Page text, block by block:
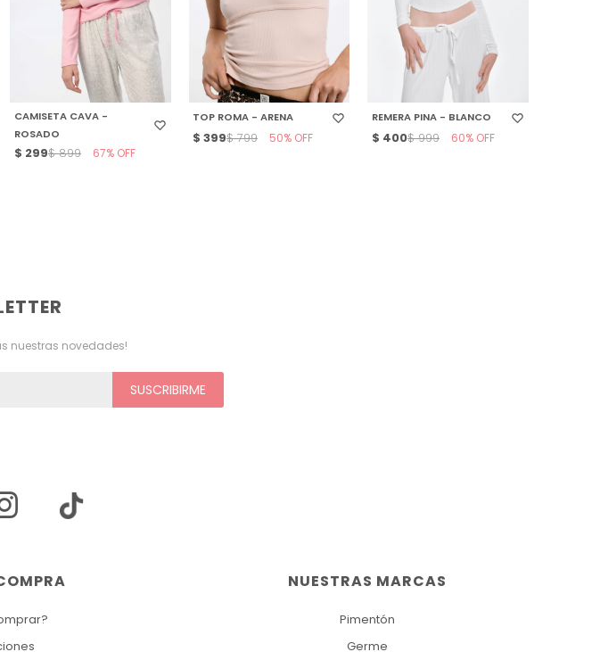
SELECCIONAR TALLE
CAMISETA CAVA -
ROSADO
$ 299$ 899 67
SELECCIONAR TALLE
TOP ROMA - ARENA
$ 399$ 799 50
SELECCIONAR TALLE
REMERA PINA - BLANCO
$ 400$ 999 60
NUESTRAS MARCAS
Pimentón
Germe
nuestras novedades!
SUSCRIBIRME